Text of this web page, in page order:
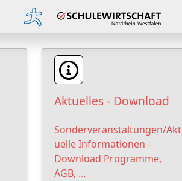
Aktuelles - Download
Sonderveranstaltungen/Akt
uelle Informationen -
Download Programme,
AGB, …